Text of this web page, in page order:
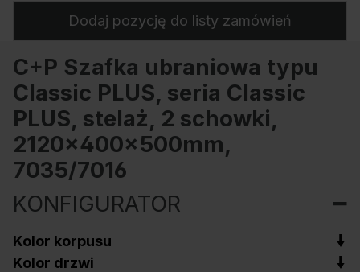
Dodaj pozycję do listy zamówień
C+P Szafka ubraniowa typu
Classic PLUS, seria Classic
PLUS, stelaż, 2 schowki,
2120x400x500mm,
7035/7016
KONFIGURATOR
Kolor korpusu
Kolor drzwi